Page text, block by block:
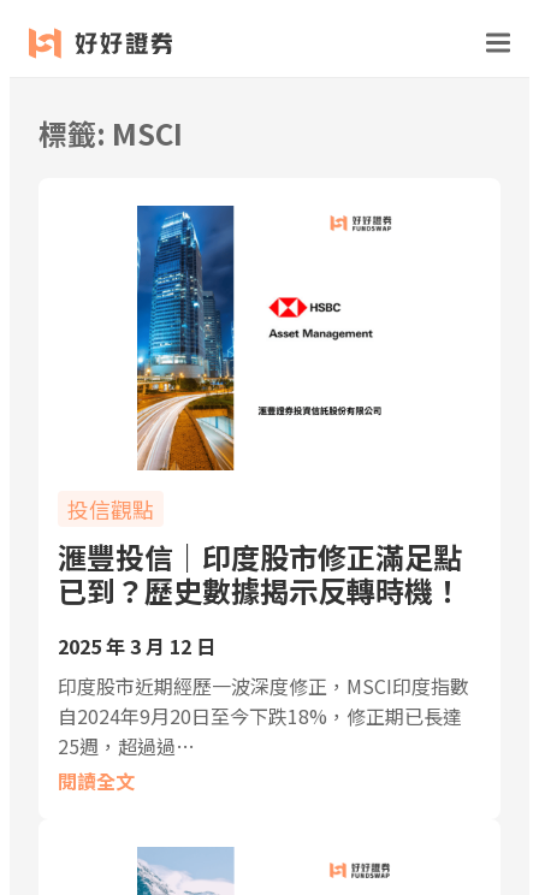
跳
至
標籤: MSCI
投信觀點
滙豐投信｜印度股市修正滿足點
已到？歷史數據揭示反轉時機！
2025 年 3 月 12 日
印度股市近期經歷一波深度修正，MSCI印度指數
自2024年9月20日至今下跌18%，修正期已長達
25週，超過過…
閱讀全文